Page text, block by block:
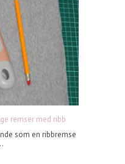
remser med ribb
som en ribbremse